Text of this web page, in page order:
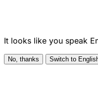
It looks like you speak
No, thanks Switch to